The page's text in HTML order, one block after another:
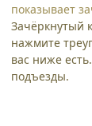
показывает
Зачёркнутый
нажмите
вас ниже
подъезды.